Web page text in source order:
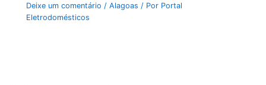
Deixe um comentário /Alagoas / Por Portal
Eletrodomésticos